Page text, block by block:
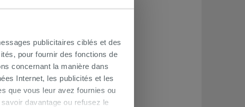
publicitaires ciblés et des
pour fournir des fonctions de
concernant la manière dans
Internet, les publicités et les
que vous leur avez fournies ou
davantage ou refusez le